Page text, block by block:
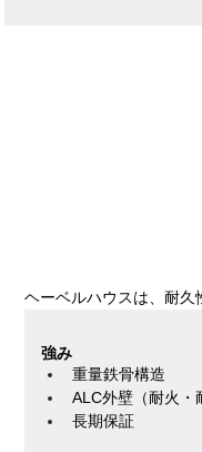
ヘーベルハウスは、耐久
強み
重量鉄骨構造
ALC外壁（耐火・
長期保証